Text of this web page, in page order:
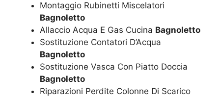
Montaggio Rubinetti Miscelatori
Bagnoletto
Allaccio Acqua E Gas Cucina Bagnoletto
Sostituzione Contatori D’Acqua
Bagnoletto
Sostituzione Vasca Con Piatto Doccia
Bagnoletto
Riparazioni Perdite Colonne Di Scarico